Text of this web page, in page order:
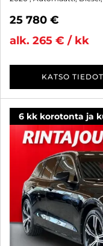
25 780 €
alk. 265 € / kk
KATSO TIEDOT
6 kk korotonta ja